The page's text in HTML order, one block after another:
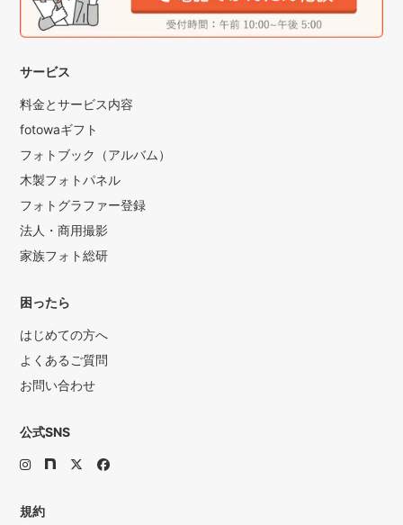
サービス
料金とサービス内容
fotowaギフト
フォトブック（アルバム）
木製フォトパネル
フォトグラファー登録
法人・商用撮影
家族フォト総研
困ったら
はじめての方へ
よくあるご質問
お問い合わせ
公式SNS
規約